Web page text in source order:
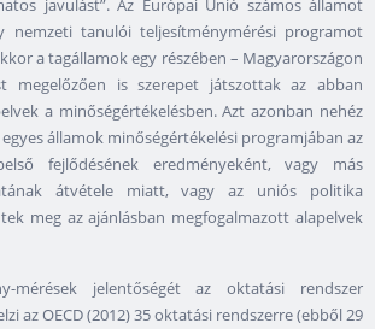
javulást”. Az Európai Unió számos államot
nemzeti tanulói teljesítménymérési programot
a tagállamok egy részében – Magyarországon
megelőzően is szerepet játszottak az abban
a minőségértékelésben. Azt azonban nehéz
államok minőségértékelési programjában az
fejlődésének eredményeként, vagy más
átvétele miatt, vagy az uniós politika
meg az ajánlásban megfogalmazott alapelvek
mérések jelentőségét az oktatási rendszer
az OECD (2012) 35 oktatási rendszerre (ebből 29